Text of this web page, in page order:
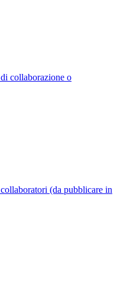
collaborazione o
(da pubblicare in